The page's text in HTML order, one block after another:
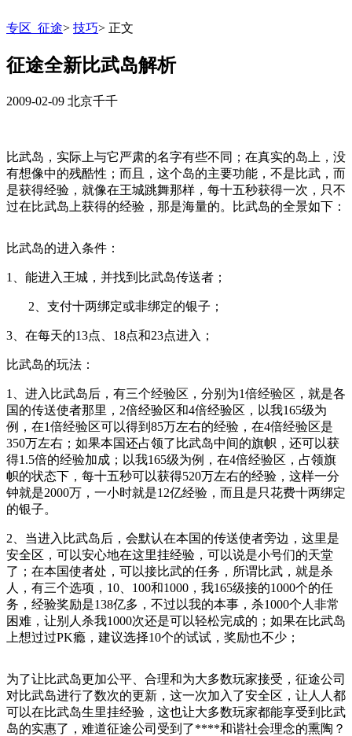
专区_征途> 技巧> 正文
征途全新比武岛解析
2009-02-09 北京千千
比武岛，实际上与它严肃的名字有些不同；在真实的岛上，没
有想像中的残酷性；而且，这个岛的主要功能，不是比武，而
是获得经验，就像在王城跳舞那样，每十五秒获得一次，只不
过在比武岛上获得的经验，那是海量的。比武岛的全景如下：
比武岛的进入条件：
1 、能进入王城，并找到比武岛传送者；
2 、支付十两绑定或非绑定的银子；
3 、在每天的13点、 18点和23点进入；
比武岛的玩法：
1 、进入比武岛后，有三个经验区，分别为1倍经验区，就是各
国的传送使者那里， 2倍经验区和4倍经验区，以我165级为
例，在1倍经验区可以得到 85万左右的经验，在4倍经验区是
350万左右；如果本国还占领了比武岛中间的旗帜，还可以获
得1.5倍的经验加成；以我165级为例，在4倍经验区，占领旗
帜的状态下，每十五秒可以获得520万左右的经验，这样一分
钟就是2000万，一小时就是12亿经验，而且是只花费十两绑定
的银子。
2 、当进入比武岛后，会默认在本国的传送使者旁边，这里是
安全区，可以安心地在这里挂经验，可以说是小号们的天堂
了；在本国使者处，可以接比武的任务，所谓比武，就是杀
人，有三个选项， 10 100和1000 ，我165级接的1000个的任
务，经验奖励是138亿多，不过以我的本事，杀1000个人非常
困难，让别人杀我1000次还是可以轻松完成的；如果在比武岛
上想过过PK瘾，建议选择10个的试试，奖励也不少；
为了让比武岛更加公平、合理和为大多数玩家接受，征途公司
对比武岛进行了数次的更新，这一次加入了安全区，让人人都
可以在比武岛生里挂经验，这也让大多数玩家都能享受到比武
岛的实惠了，难道征途公司受到了****和谐社会理念的熏陶？